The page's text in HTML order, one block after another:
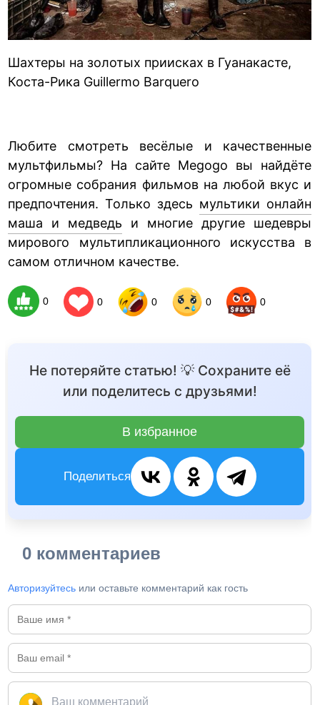
Шахтеры на золотых приисках в Гуанакасте,
Коста-Рика Guillermo Barquero
Любите смотреть весёлые и качественные
мультфильмы? На сайте Megogo вы найдёте
огромные собрания фильмов на любой вкус и
предпочтения. Только здесь мультики онлайн
маша и медведь и многие другие шедевры
мирового мультипликационного искусства в
самом отличном качестве.
0 0 0 0 0
Не потеряйте статью! 💡 Сохраните её
или поделитесь с друзьями!
В избранное
Поделиться
0 комментариев
Авторизуйтесь или оставьте комментарий как гость